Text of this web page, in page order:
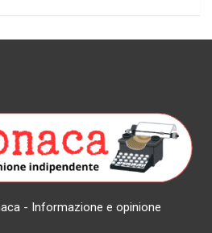
- Informazione e opinione